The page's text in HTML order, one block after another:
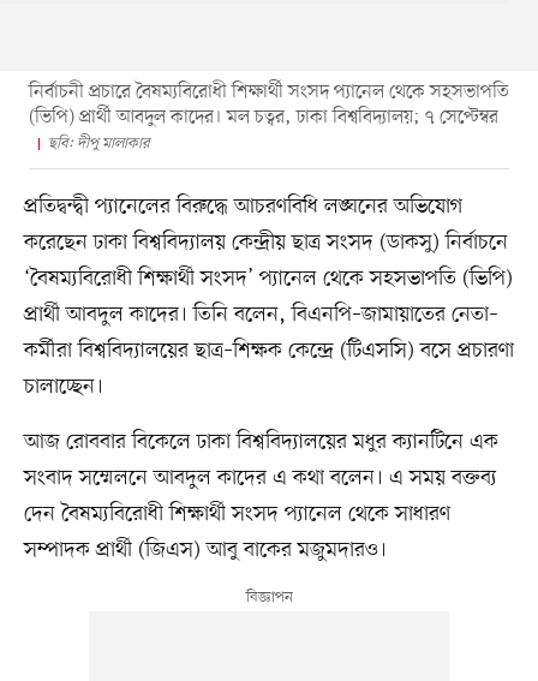
নির্বাচনী প্রচারে বৈষম্যবিরোধী শিক্ষার্থী সংসদ প্যানেল থেকে সহসভাপতি
(ভিপি) প্রার্থী আবদুল কাদের। মল চত্বর, ঢাকা বিশ্ববিদ্যালয়; ৭ সেপ্টেম্বর
ছবি: দীপু মালাকার
প্রতিদ্বন্দ্বী প্যানেলের বিরুদ্ধে আচরণবিধি লঙ্ঘনের অভিযোগ
করেছেন ঢাকা বিশ্ববিদ্যালয় কেন্দ্রীয় ছাত্র সংসদ (ডাকসু) নির্বাচনে
‘বৈষম্যবিরোধী শিক্ষার্থী সংসদ’ প্যানেল থেকে সহসভাপতি (ভিপি)
প্রার্থী আবদুল কাদের। তিনি বলেন, বিএনপি–জামায়াতের নেতা–
কর্মীরা বিশ্ববিদ্যালয়ের ছাত্র–শিক্ষক কেন্দ্রে (টিএসসি) বসে প্রচারণা
চালাচ্ছেন।
আজ রোববার বিকেলে ঢাকা বিশ্ববিদ্যালয়ের মধুর ক্যানটিনে এক
সংবাদ সম্মেলনে আবদুল কাদের এ কথা বলেন। এ সময় বক্তব্য
দেন বৈষম্যবিরোধী শিক্ষার্থী সংসদ প্যানেল থেকে সাধারণ
সম্পাদক প্রার্থী (জিএস) আবু বাকের মজুমদারও।